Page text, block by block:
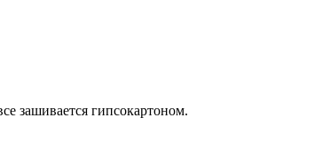
зашивается гипсокартоном.